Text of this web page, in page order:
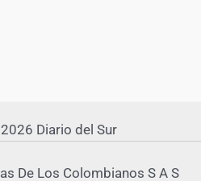
Diario del Sur
De Los Colombianos S A S